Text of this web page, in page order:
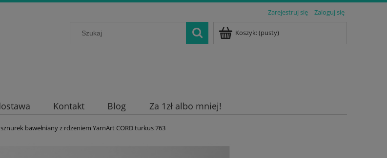
Zarejestruj się Zaloguj się
Koszyk:(pusty)
Kontakt Blog Za 1zł albo mniej!
bawełniany z rdzeniem YarnArt CORD turkus 763